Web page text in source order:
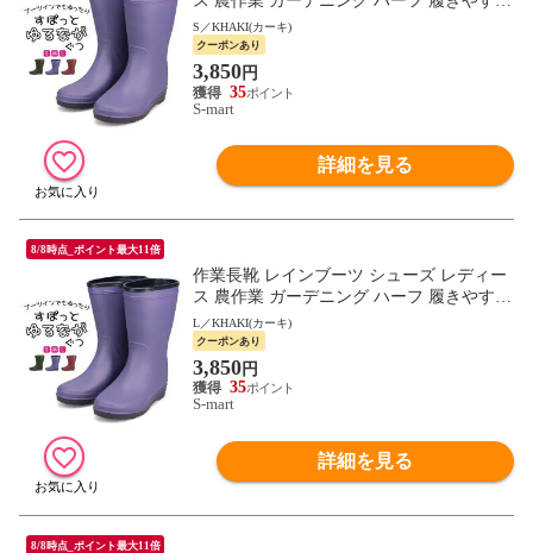
防水 軽い 軽量 無地 すぽっとゆるながぐつ
赤 LB8430
S／KHAKI(カーキ)
クーポンあり
3,850円
35
S-mart
詳細を見る
8/8時点_ポイント最大11倍
作業長靴 レインブーツ シューズ レディー
ス 農作業 ガーデニング ハーフ 履きやすい
防水 軽い 軽量 無地 すぽっとゆるながぐつ
赤 LB8430
L／KHAKI(カーキ)
クーポンあり
3,850円
35
S-mart
詳細を見る
8/8時点_ポイント最大11倍